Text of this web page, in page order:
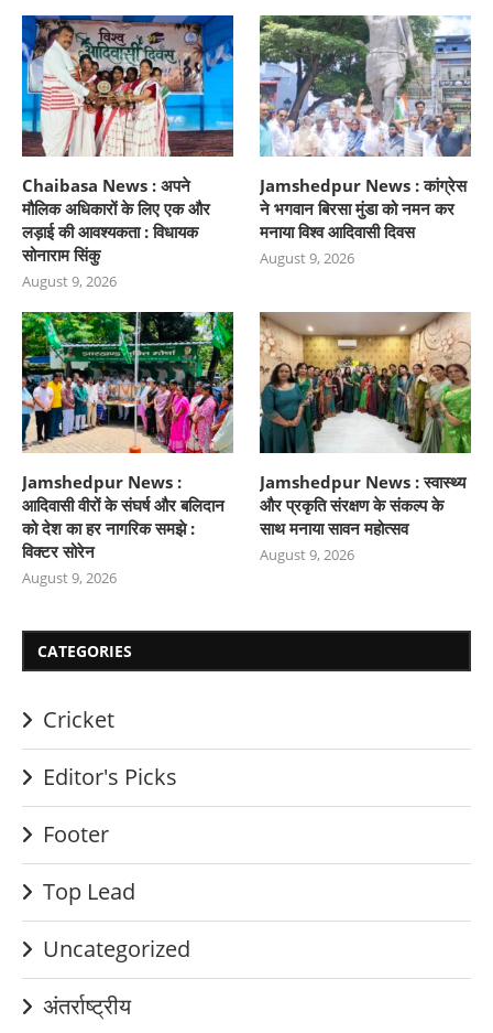
Chaibasa News : अपने
मौलिक अधिकारों के लिए एक और
लड़ाई की आवश्यकता : विधायक
सोनाराम सिंकु
August 9, 2026
Jamshedpur News : कांग्रेस
ने भगवान बिरसा मुंडा को नमन कर
मनाया विश्व आदिवासी दिवस
August 9, 2026
Jamshedpur News :
आदिवासी वीरों के संघर्ष और बलिदान
को देश का हर नागरिक समझे :
विक्टर सोरेन
August 9, 2026
Jamshedpur News : स्वास्थ्य
और प्रकृति संरक्षण के संकल्प के
साथ मनाया सावन महोत्सव
August 9, 2026
CATEGORIES
Cricket
Editor's Picks
Footer
Top Lead
Uncategorized
अंतर्राष्ट्रीय